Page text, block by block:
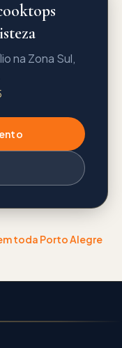
na Zona Sul,
toda Porto Alegre